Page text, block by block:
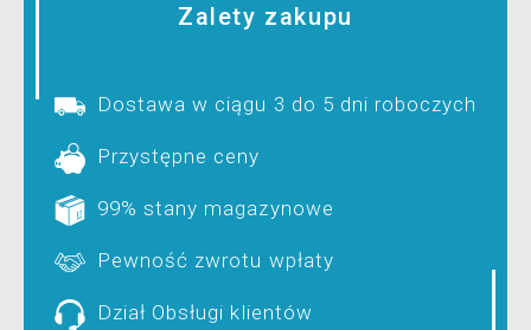
Zalety zakupu
Dostawa w ciągu 3 do 5 dni roboczych
Przystępne ceny
99% stany magazynowe
Pewność zwrotu wpłaty
Dział Obsługi klientów